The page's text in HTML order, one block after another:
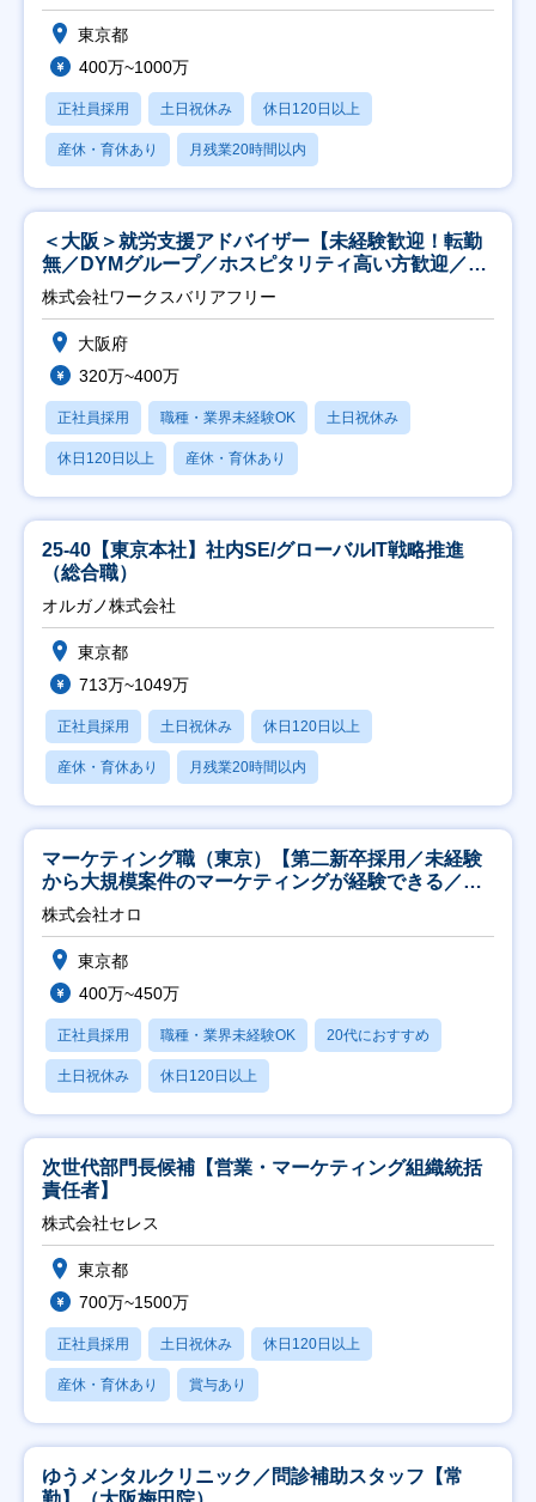
東京都
400万~1000万
正社員採用 土日祝休み 休日120日以上
産休・育休あり 月残業20時間以内
＜大阪＞就労支援アドバイザー【未経験歓迎！転勤
無／DYMグループ／ホスピタリティ高い方歓迎／土
日祝】
株式会社ワークスバリアフリー
大阪府
320万~400万
正社員採用 職種・業界未経験OK 土日祝休み
休日120日以上 産休・育休あり
25-40【東京本社】社内SE/グローバルIT戦略推進
（総合職）
オルガノ株式会社
東京都
713万~1049万
正社員採用 土日祝休み 休日120日以上
産休・育休あり 月残業20時間以内
マーケティング職（東京）【第二新卒採用／未経験
から大規模案件のマーケティングが経験できる／研
修充実】
株式会社オロ
東京都
400万~450万
正社員採用 職種・業界未経験OK 20代におすすめ
土日祝休み 休日120日以上
次世代部門長候補【営業・マーケティング組織統括
責任者】
株式会社セレス
東京都
700万~1500万
正社員採用 土日祝休み 休日120日以上
産休・育休あり 賞与あり
ゆうメンタルクリニック／問診補助スタッフ【常